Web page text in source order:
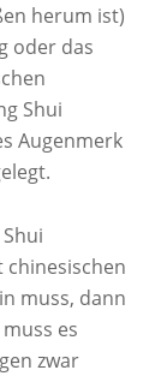
herum ist)
oder das
Shui
Augenmerk
muss, dann
es
zwar